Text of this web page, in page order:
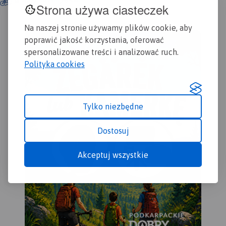
Strona używa ciasteczek
Na naszej stronie używamy plików cookie, aby
poprawić jakość korzystania, oferować
spersonalizowane treści i analizować ruch.
Polityka cookies
Tylko niezbędne
Dostosuj
Akceptuj wszystkie
APLIKACJI TRASEO
Mapa turystyczna "Puszcza
kompleks leśny w środkowej
Polsce, położony na
obszarze Równiny
Kozienickiej, na granicy